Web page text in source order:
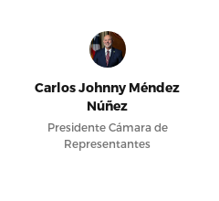
Carlos Johnny Méndez
Núñez
Presidente Cámara de
Representantes